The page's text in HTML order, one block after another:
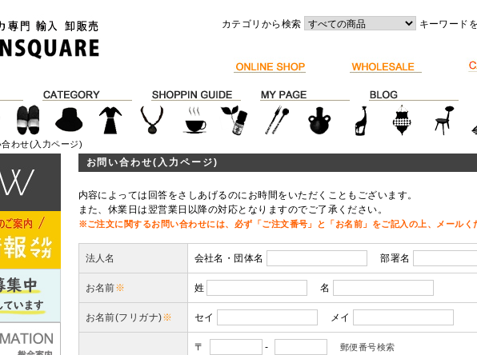
カテゴリから検索 キーワード
わせ(入力ページ)
お問い合わせ(入力ページ)
内容によっては回答をさしあげるのにお時間をいただくこともございます。
また、休業日は翌営業日以降の対応となりますのでご了承ください。
※ご注文に関するお問い合わせには、必ず「ご注文番号」と「お名前」をご記入の上、メール
法人名 会社名・団体名 部署名
お名前※ 姓 名
お名前(フリガナ)※ セイ メイ
〒 -
郵便番号検索